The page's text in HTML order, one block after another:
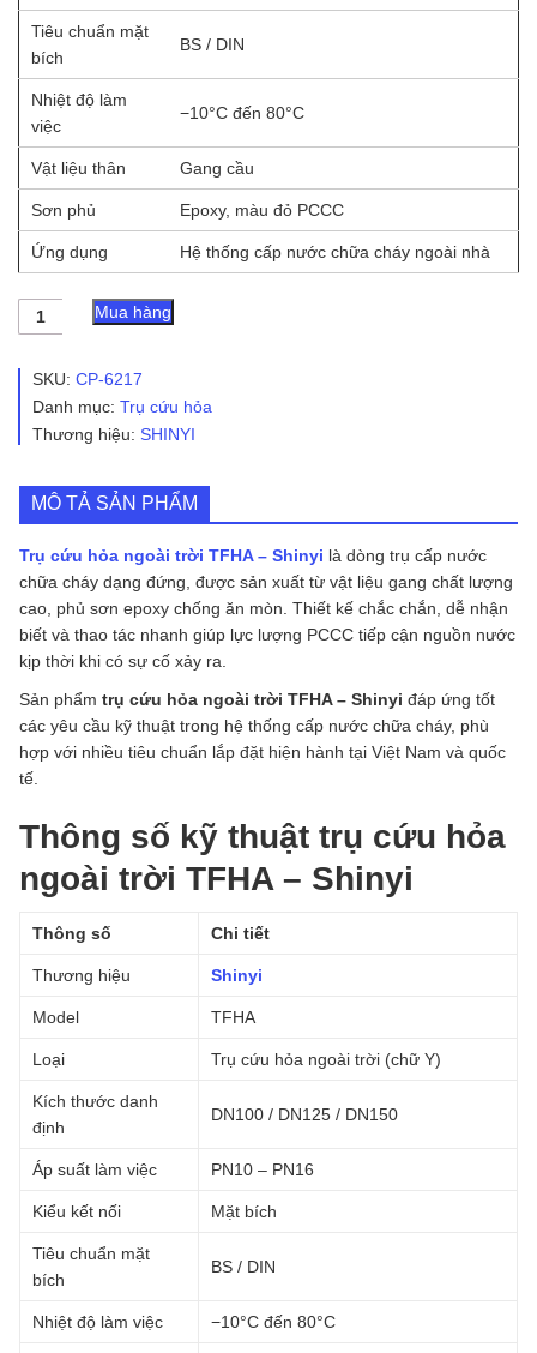
Tiêu chuẩn mặt
bích
BS / DIN
Nhiệt độ làm
việc
−10°C đến 80°C
Vật liệu thân Gang cầu
Sơn phủ Epoxy, màu đỏ PCCC
Ứng dụng Hệ thống cấp nước chữa cháy ngoài nhà
Trụ
cứu
ngoài
TFHA
lượng
Mua hàng
SKU: CP-6217
Danh mục: Trụ cứu hỏa
Thương hiệu: SHINYI
MÔ TẢ SẢN PHẨM
Trụ cứu hỏa ngoài trời TFHA – Shinyi là dòng trụ cấp nước
chữa cháy dạng đứng, được sản xuất từ vật liệu gang chất lượng
cao, phủ sơn epoxy chống ăn mòn. Thiết kế chắc chắn, dễ nhận
biết và thao tác nhanh giúp lực lượng PCCC tiếp cận nguồn nước
kịp thời khi có sự cố xảy ra.
Sản phẩm trụ cứu hỏa ngoài trời TFHA – Shinyi đáp ứng tốt
các yêu cầu kỹ thuật trong hệ thống cấp nước chữa cháy, phù
hợp với nhiều tiêu chuẩn lắp đặt hiện hành tại Việt Nam và quốc
tế.
Thông số kỹ thuật trụ cứu hỏa
ngoài trời TFHA – Shinyi
Thông số Chi tiết
Thương hiệu Shinyi
Model TFHA
Loại Trụ cứu hỏa ngoài trời (chữ Y)
Kích thước danh
định
DN100 / DN125 / DN150
Áp suất làm việc PN10 – PN16
Kiểu kết nối Mặt bích
Tiêu chuẩn mặt
bích
BS / DIN
Nhiệt độ làm việc −10°C đến 80°C